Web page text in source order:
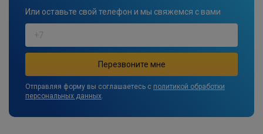
Штатная электрика фаркопа Hak-
System для Suzuki Grand Vitara 13-pin
по запросу
В корзину
Розетка к ТСУ EDV 7P с электрожгутом
Или оставьте свой телефон и мы свяжемся с вами
Отправляя форму вы соглашаетесь с политикой обработки
персональных данных.